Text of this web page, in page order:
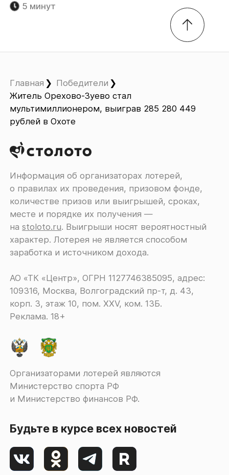
5 минут
Главная
Победители
Житель Орехово-Зуево стал
мультимиллионером, выиграв 285 280 449
рублей в Охоте
Информация об организаторах лотерей,
о правилах их проведения, призовом фонде,
количестве призов или выигрышей, сроках,
месте и порядке их получения ―
наstoloto.ru. Выигрыши носят вероятностный
характер. Лотерея не является способом
заработка и источником дохода.
АО «ТК «Центр», ОГРН 1127746385095, адрес:
109316, Москва, Волгоградский пр-т, д. 43,
корп. 3, этаж 10, пом. XXV, ком. 13Б.
Реклама. 18+
Организаторами лотерей являются
Министерство спорта РФ
и Министерство финансов РФ.
Будьте в курсе всех новостей